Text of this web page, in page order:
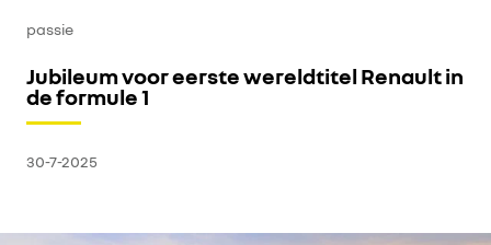
passie
Jubileum voor eerste wereldtitel Renault in
de formule 1
30-7-2025